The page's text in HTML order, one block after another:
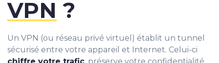
VPN ?
Un VPN (ou réseau privé virtuel) établit un tunnel
sécurisé entre votre appareil et Internet. Celui-ci